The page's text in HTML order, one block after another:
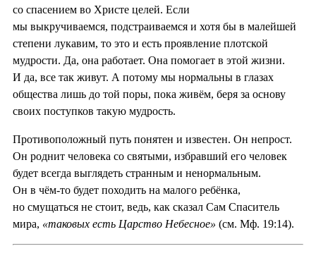
со спасением во Христе целей. Если
мы выкручиваемся, подстраиваемся и хотя бы в малейшей
степени лукавим, то это и есть проявление плотской
мудрости. Да, она работает. Она помогает в этой жизни.
И да, все так живут. А потому мы нормальны в глазах
общества лишь до той поры, пока живём, беря за основу
своих поступков такую мудрость.
Противоположный путь понятен и известен. Он непрост.
Он роднит человека со святыми, избравший его человек
будет всегда выглядеть странным и ненормальным.
Он в чём-то будет походить на малого ребёнка,
но смущаться не стоит, ведь, как сказал Сам Спаситель
мира, «таковых есть Царство Небесное» (см. Мф. 19:14).